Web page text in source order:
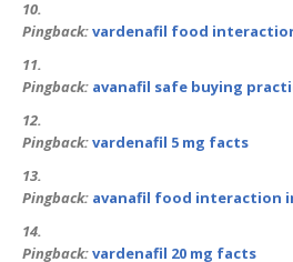
Pingback:vardenafil food
Pingback: avanafil safe buying
Pingback:vardenafil 5 mg facts
Pingback: avanafil food interaction
Pingback:vardenafil 20 mg facts